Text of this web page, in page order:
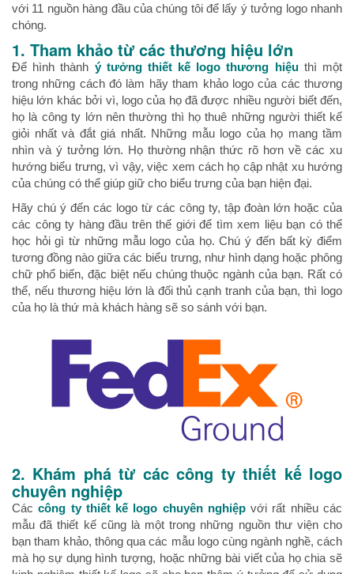
với 11 nguồn hàng đầu của chúng tôi để lấy ý tưởng logo nhanh
chóng.
1. Tham khảo từ các thương hiệu lớn
Để hình thành ý tưởng thiết kế logo thương hiệuthì một
trong những cách đó làm hãy tham khảo logo của các thương
hiệu lớn khác bởi vì, logo của họ đã được nhiều người biết đến,
họ là công ty lớn nên thường thì họ thuê những người thiết kế
giỏi nhất và đắt giá nhất. Những mẫu logo của họ mang tầm
nhìn và ý tưởng lớn. Họ thường nhận thức rõ hơn về các xu
hướng biểu trưng, vì vậy, việc xem cách họ cập nhật xu hướng
của chúng có thể giúp giữ cho biểu trưng của bạn hiện đại.
Hãy chú ý đến các logo từ các công ty, tập đoàn lớn hoặc của
các công ty hàng đầu trên thế giới để tìm xem liệu bạn có thể
học hỏi gì từ những mẫu logo của họ. Chú ý đến bất kỳ điểm
tương đồng nào giữa các biểu trưng, như hình dạng hoặc phông
chữ phổ biến, đặc biệt nếu chúng thuộc ngành của bạn. Rất có
thể, nếu thương hiệu lớn là đối thủ cạnh tranh của bạn, thì logo
của họ là thứ mà khách hàng sẽ so sánh với bạn.
2. Khám phá từ các công ty thiết kế logo
chuyên nghiệp
Cáccông ty thiết kế logo chuyên nghiệpvới rất nhiều các
mẫu đã thiết kế cũng là một trong những nguồn thư viện cho
bạn tham khảo, thông qua các mẫu logo cùng ngành nghề, cách
mà họ sự dụng hình tượng, hoặc những bài viết của họ chia sẽ